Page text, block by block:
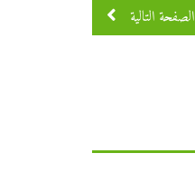
الصفحة التالية